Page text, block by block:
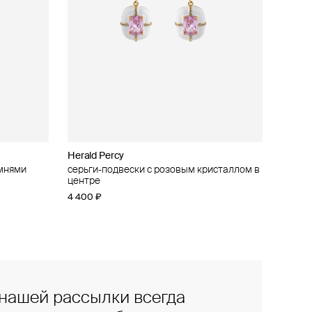
Herald Percy
серьги-подвески с розовым кристаллом в
центре
4 400 ₽
рассылки всегда